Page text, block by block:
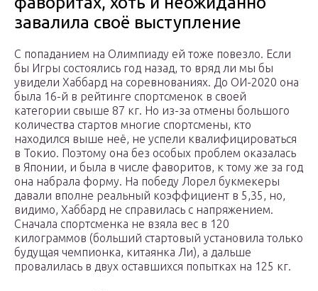
завалила своё выступление
С попаданием на Олимпиаду ей тоже повезло. Если
бы Игры состоялись год назад, то вряд ли мы бы
увидели Хаббард на соревнованиях. До ОИ-2020 она
была 16-й в рейтинге спортсменок в своей
категории свыше 87 кг. Но из-за отмены большого
количества стартов многие спортсмены, кто
находился выше неё, не успели квалифицироваться
в Токио. Поэтому она без особых проблем оказалась
в Японии, и была в числе фаворитов, к тому же за год
она набрала форму. На победу Лорел букмекеры
давали вполне реальный коэффициент в 5,35, но,
видимо, Хаббард не справилась с напряжением.
Сначала спортсменка не взяла вес в 120
килограммов (больший стартовый установила только
будущая чемпионка, китаянка Ли), а дальше
провалилась в двух оставшихся попытках на 125 кг.